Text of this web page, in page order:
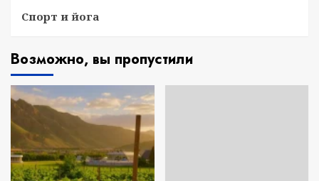
Спорт и йога
Возможно, вы пропустили